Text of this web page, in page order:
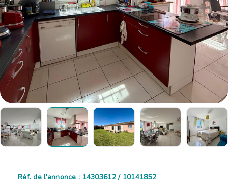
Réf. de l'annonce : 14303612 / 10141852